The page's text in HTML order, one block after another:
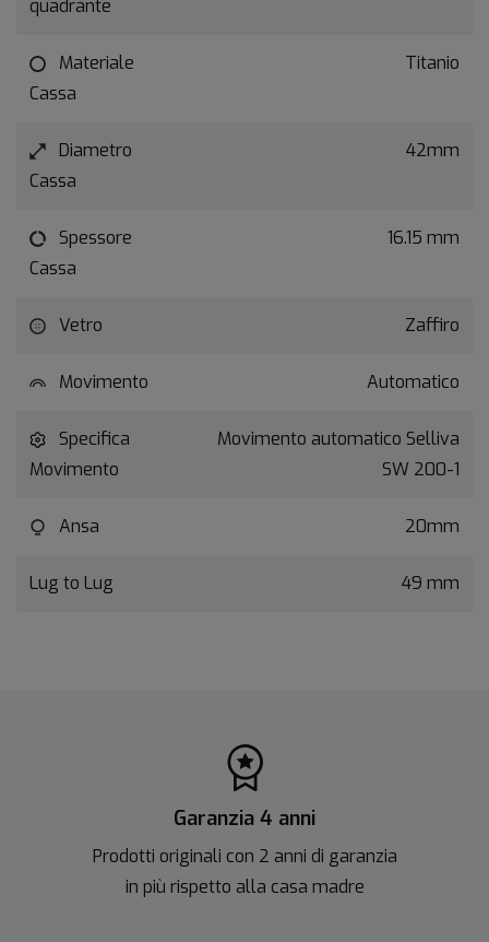
quadrante
Materiale
Cassa
Titanio
Diametro
Cassa
42mm
Spessore
Cassa
16.15 mm
Vetro Zaffiro
Movimento Automatico
Specifica
Movimento
Movimento automatico Selliva
SW 200-1
Ansa 20mm
Lug to Lug 49 mm
Garanzia 4 anni
Prodotti originali con 2 anni di garanzia
in più rispetto alla casa madre